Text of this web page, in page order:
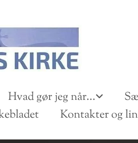
Hvad gør jeg når...
Kontakter og